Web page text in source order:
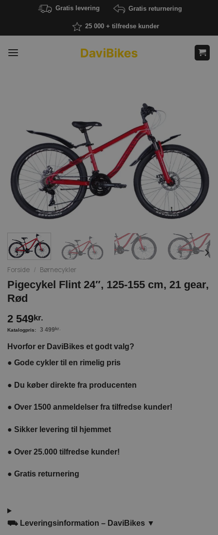
Gratis levering Gratis returnering
25 000 + tilfredse kunder
Forside / Børnecykler
Pigecykel Flint 24″, 125-155 cm, 21 gear,
Rød
2 549kr.
3 499 kr.
Hvorfor er DaviBikes et godt valg?
● Gode cykler til en rimelig pris
● Du køber direkte fra producenten
● Over 1500 anmeldelser fra tilfredse kunder!
● Sikker levering til hjemmet
● Over 25.000 tilfredse kunder!
● Gratis returnering
⛟ Leveringsinformation – DaviBikes ▼